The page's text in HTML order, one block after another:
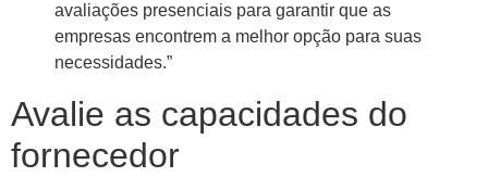
avaliações presenciais para garantir que as
empresas encontrem a melhor opção para suas
necessidades.”
Avalie as capacidades do
fornecedor